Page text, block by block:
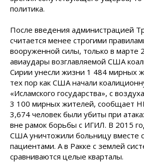
политика.
После введения администрацией
считается менее строгими
вооруженной силы, только в марте
авиаудары возглавляемой США
Сирии унесли жизни 1 484 мирных
тех пор как США начали
«Исламского государства», с
3 100 мирных жителей, сообщает
3,674 человек были убиты при
вне рамок борьбы с ИГИЛ. В 2015
США уничтожили больницу вместе
пациентами. А в Ракке с землей
сравниваются целые кварталы.